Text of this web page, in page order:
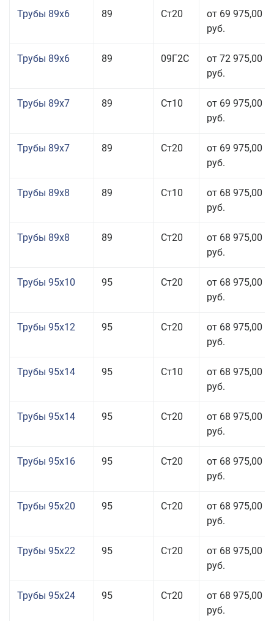
Трубы 89x6 89 Ст20
от 69 975,00
руб.
Трубы 89x6 89 09Г2С
от 72 975,00
руб.
Трубы 89x7 89 Ст10
от 69 975,00
руб.
Трубы 89x7 89 Ст20
от 69 975,00
руб.
Трубы 89x8 89 Ст10
от 68 975,00
руб.
Трубы 89x8 89 Ст20
от 68 975,00
руб.
Трубы 95x10 95 Ст20
от 68 975,00
руб.
Трубы 95x12 95 Ст20
от 68 975,00
руб.
Трубы 95x14 95 Ст10
от 68 975,00
руб.
Трубы 95x14 95 Ст20
от 68 975,00
руб.
Трубы 95x16 95 Ст20
от 68 975,00
руб.
Трубы 95x20 95 Ст20
от 68 975,00
руб.
Трубы 95x22 95 Ст20
от 68 975,00
руб.
Трубы 95x24 95 Ст20
от 68 975,00
руб.